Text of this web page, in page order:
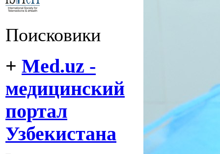
Поисковики
+ Med.uz -
медицинский
портал
Узбекистана